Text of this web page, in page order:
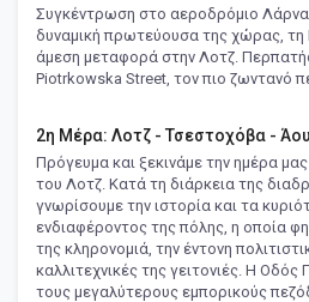
Συγκέντρωση στο αεροδρόμιο
δυναμική πρωτεύουσα της χώρας, τη
άμεση μεταφορά στην Λοτζ.
Piotrkowska Street, τον πιο ζωντανό
2η Μέρα: Λοτζ - Τσεστοχόβα -
Πρόγευμα και ξεκινάμε την ημέρα
του Λοτζ. Κατά τη διάρκεια της
γνωρίσουμε την ιστορία και τα
ενδιαφέροντος της πόλης, η οποία
της κληρονομιά, την έντονη
καλλιτεχνικές της γειτονιές. Η
τους μεγαλύτερους εμπορικούς